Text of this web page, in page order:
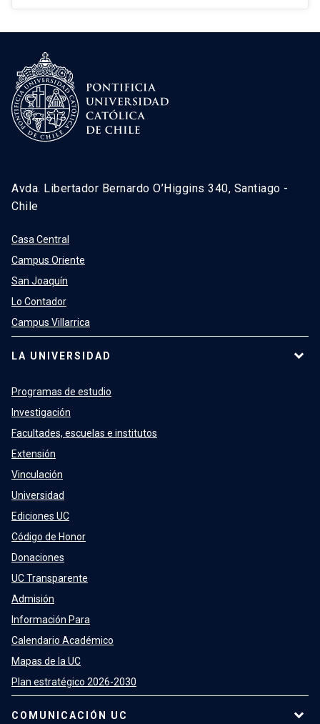
Avda. Libertador Bernardo O’Higgins 340, Santiago -
Chile
Casa Central
Campus Oriente
San Joaquín
Lo Contador
Campus Villarrica
LA UNIVERSIDAD
Programas de estudio
Investigación
Facultades, escuelas e institutos
Extensión
Vinculación
Universidad
Ediciones UC
Código de Honor
Donaciones
UC Transparente
Admisión
Información Para
Calendario Académico
Mapas de la UC
Plan estratégico 2026-2030
COMUNICACIÓN UC